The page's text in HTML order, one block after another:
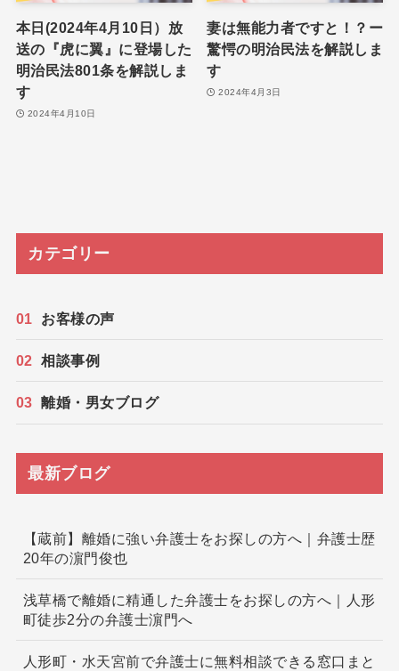
本日(2024年4月10日）放
送の『虎に翼』に登場した
明治民法801条を解説しま
す
2024年4月10日
妻は無能力者ですと！？ー
驚愕の明治民法を解説しま
す
2024年4月3日
カテゴリー
お客様の声
相談事例
離婚・男女ブログ
最新ブログ
【蔵前】離婚に強い弁護士をお探しの方へ｜弁護士歴
20年の濵門俊也
浅草橋で離婚に精通した弁護士をお探しの方へ｜人形
町徒歩2分の弁護士濵門へ
人形町・水天宮前で弁護士に無料相談できる窓口まと